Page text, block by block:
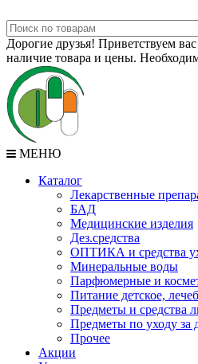
Дорогие друзья! Приветствуем
наличие товара и цены.
МЕНЮ
Каталог
Лекарственные
БАД
Медицинские изделия
Дез.средства
ОПТИКА и средства
Минеральные воды
Парфюмерные и
Питание детское,
Предметы и средства
Предметы по уходу за
Прочее
Акции